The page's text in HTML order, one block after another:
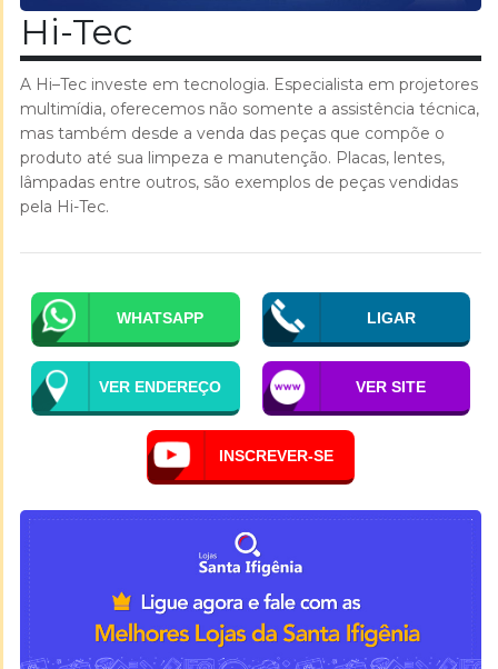
Hi-Tec
A Hi–Tec investe em tecnologia. Especialista em projetores
multimídia, oferecemos não somente a assistência técnica,
mas também desde a venda das peças que compõe o
produto até sua limpeza e manutenção. Placas, lentes,
lâmpadas entre outros, são exemplos de peças vendidas
pela Hi-Tec.
WHATSAPP LIGAR
VER ENDEREÇO VER SITE
INSCREVER-SE